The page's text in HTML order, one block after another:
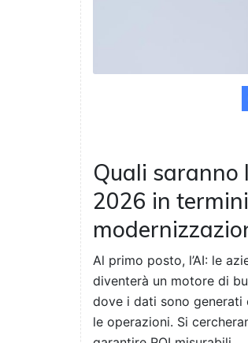
Quali saranno
2026 in
Al primo posto, l’AI: le
diventerà un motore di
dove i dati sono generati
le operazioni. Si